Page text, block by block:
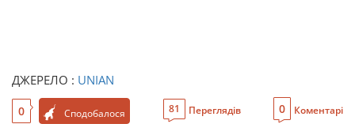
ДЖЕРЕЛО : UNIAN
0 Сподобалося 81 Переглядів 0 Коментарі